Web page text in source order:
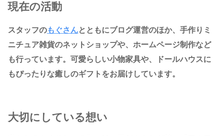
現在の活動
スタッフのもぐさんとともにブログ運営のほか、手作りミ
ニチュア雑貨のネットショップや、ホームページ制作など
も行っています。可愛らしい小物家具や、ドールハウスに
もぴったりな癒しのギフトをお届けしています。
大切にしている想い